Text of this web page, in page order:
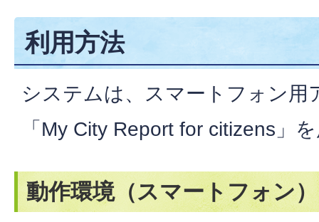
利用方法
システムは、スマートフォン用
「My City Report for citizens」
動作環境（スマートフォン）